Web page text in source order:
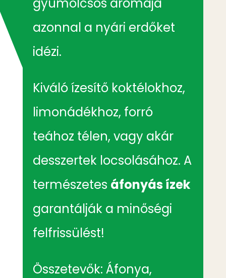
azonnal a nyári erdőket
idézi.
Kiváló ízesítő koktélokhoz,
limonádékhoz, forró
teához télen, vagy akár
desszertek locsolásához. A
természetes áfonyás ízek
garantálják a minőségi
felfrissülést!
Összetevők: Áfonya,